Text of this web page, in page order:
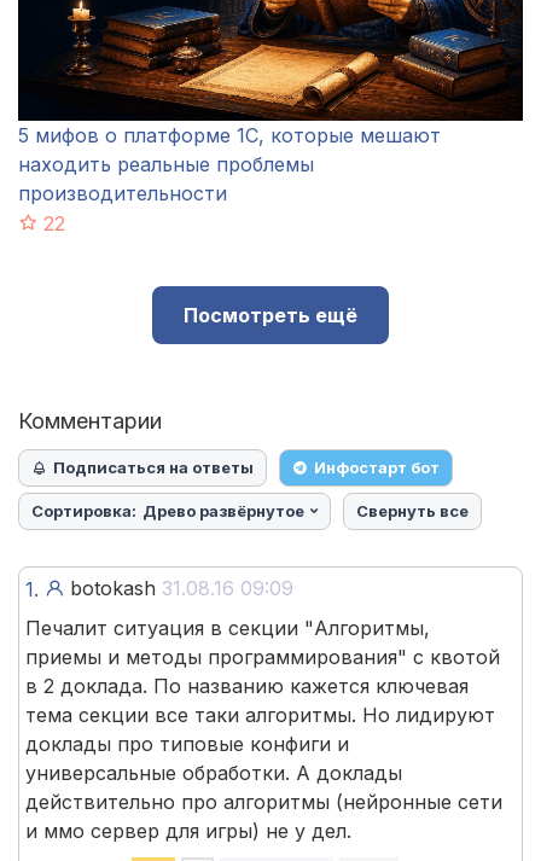
5 мифов о платформе 1С, которые мешают
находить реальные проблемы
производительности
22
Посмотреть ещё
Комментарии
Подписаться на ответы Инфостарт бот
Сортировка: Древо развёрнутое Свернуть все
1. botokash 31.08.16 09:09
Печалит ситуация в секции "Алгоритмы,
приемы и методы программирования" с квотой
в 2 доклада. По названию кажется ключевая
тема секции все таки алгоритмы. Но лидируют
доклады про типовые конфиги и
универсальные обработки. А доклады
действительно про алгоритмы (нейронные сети
и ммо сервер для игры) не у дел.